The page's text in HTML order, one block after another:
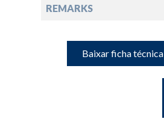
REMARKS
Baixar ficha técnica